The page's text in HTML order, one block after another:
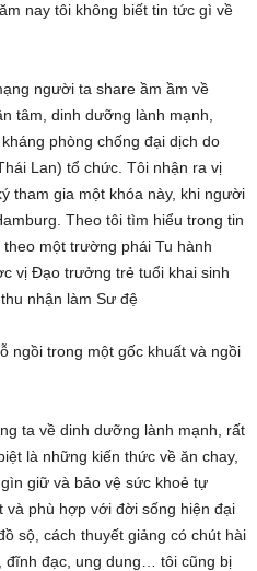
nay tôi không biết tin tức gì về
người ta share ầm ầm về
tâm, dinh dưỡng lành mạnh,
phòng chống đại dịch do
Lan) tổ chức. Tôi nhận ra vị
tham gia một khóa này, khi người
Theo tôi tìm hiểu trong tin
một trường phái Tu hành
vị Đạo trưởng trẻ tuổi khai sinh
nhận làm Sư đệ
ngồi trong một gốc khuất và ngồi
ta về dinh dưỡng lành mạnh, rất
là những kiến thức về ăn chay,
giữ và bảo vệ sức khoẻ tự
phù hợp với đời sống hiện đại
sộ, cách thuyết giảng có chút hài
đĩnh đạc, ung dung… tôi cũng bị